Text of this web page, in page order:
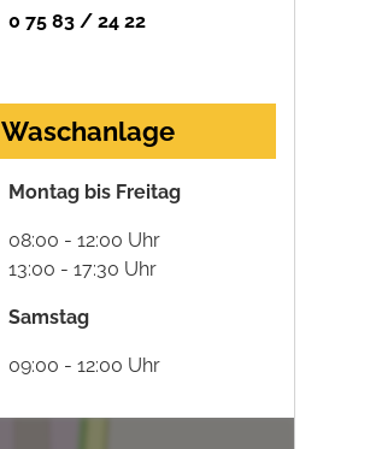
0 75 83 / 24 22
Waschanlage
Montag bis Freitag
08:00 - 12:00 Uhr
13:00 - 17:30 Uhr
Samstag
09:00 - 12:00 Uhr